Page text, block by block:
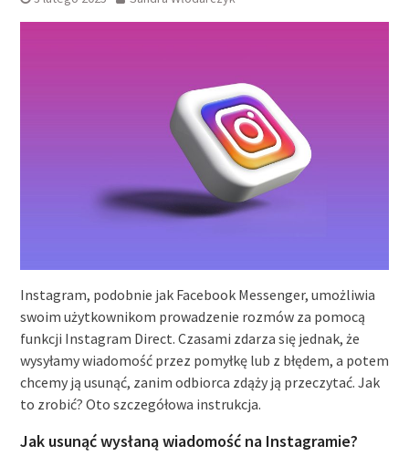
Instagram, podobnie jak Facebook Messenger, umożliwia
swoim użytkownikom prowadzenie rozmów za pomocą
funkcji Instagram Direct. Czasami zdarza się jednak, że
wysyłamy wiadomość przez pomyłkę lub z błędem, a potem
chcemy ją usunąć, zanim odbiorca zdąży ją przeczytać. Jak
to zrobić? Oto szczegółowa instrukcja.
Jak usunąć wysłaną wiadomość na Instagramie?